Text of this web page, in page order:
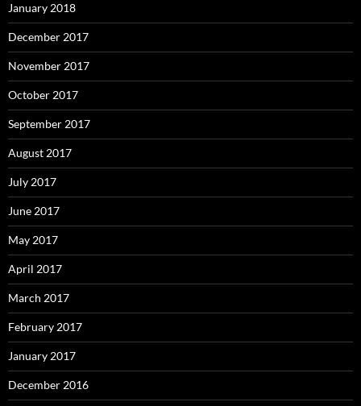
January 2018
December 2017
November 2017
October 2017
September 2017
August 2017
July 2017
June 2017
May 2017
April 2017
March 2017
February 2017
January 2017
December 2016